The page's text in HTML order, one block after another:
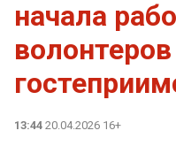
начала
волонтеров
13:44 20.04.2026 16+